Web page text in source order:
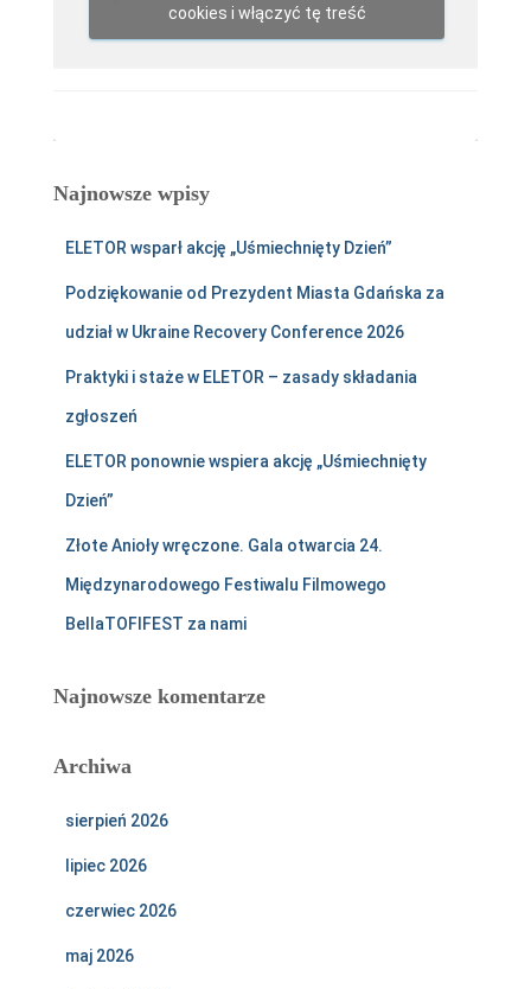
cookies i włączyć tę treść
Najnowsze wpisy
ELETOR wsparł akcję „Uśmiechnięty Dzień”
Podziękowanie od Prezydent Miasta Gdańska za
udział w Ukraine Recovery Conference 2026
Praktyki i staże w ELETOR – zasady składania
zgłoszeń
ELETOR ponownie wspiera akcję „Uśmiechnięty
Dzień”
Złote Anioły wręczone. Gala otwarcia 24.
Międzynarodowego Festiwalu Filmowego
BellaTOFIFEST za nami
Najnowsze komentarze
Archiwa
sierpień 2026
lipiec 2026
czerwiec 2026
maj 2026